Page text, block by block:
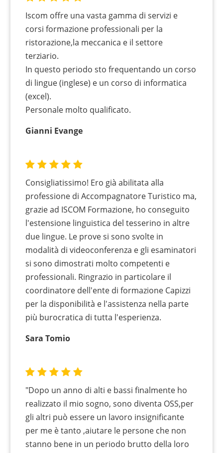
Iscom offre una vasta gamma di servizi e
corsi formazione professionali per la
ristorazione,la meccanica e il settore
terziario.
In questo periodo sto frequentando un corso
di lingue (inglese) e un corso di informatica
(excel).
Personale molto qualificato.
Gianni Evange
Consigliatissimo! Ero già abilitata alla
professione di Accompagnatore Turistico ma,
grazie ad ISCOM Formazione, ho conseguito
l'estensione linguistica del tesserino in altre
due lingue. Le prove si sono svolte in
modalità di videoconferenza e gli esaminatori
si sono dimostrati molto competenti e
professionali. Ringrazio in particolare il
coordinatore dell'ente di formazione Capizzi
per la disponibilità e l'assistenza nella parte
più burocratica di tutta l'esperienza.
Sara Tomio
"Dopo un anno di alti e bassi finalmente ho
realizzato il mio sogno, sono diventa OSS,per
gli altri può essere un lavoro insignificante
per me è tanto ,aiutare le persone che non
stanno bene in un periodo brutto della loro